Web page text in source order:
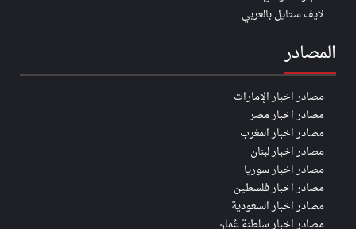
لايف ستايل بالعربي
المصادر
مصادر اخبار الإمارات
مصادر اخبار مصر
مصادر اخبار المغرب
مصادر اخبار لبنان
مصادر اخبار سوريا
مصادر اخبار فلسطين
مصادر اخبار السعودية
مصادر اخبار سلطنة عُمان